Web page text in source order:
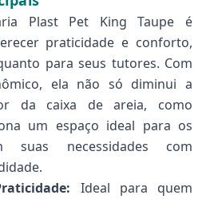
Plast Pet King Taupe é
praticidade e conforto,
para seus tutores. Com
ela não só diminui a
da caixa de areia, como
um espaço ideal para os
suas necessidades com
Ideal para quem